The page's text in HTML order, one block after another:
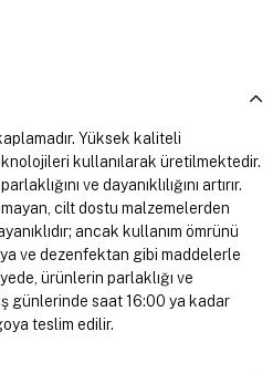
Yüksek kaliteli
kullanılarak üretilmektedir.
ve dayanıklılığını artırır.
cilt dostu malzemelerden
ancak kullanım ömrünü
ve dezenfektan gibi maddelerle
ürünlerin parlaklığı ve
günlerinde saat 16:00 ya kadar
teslim edilir.